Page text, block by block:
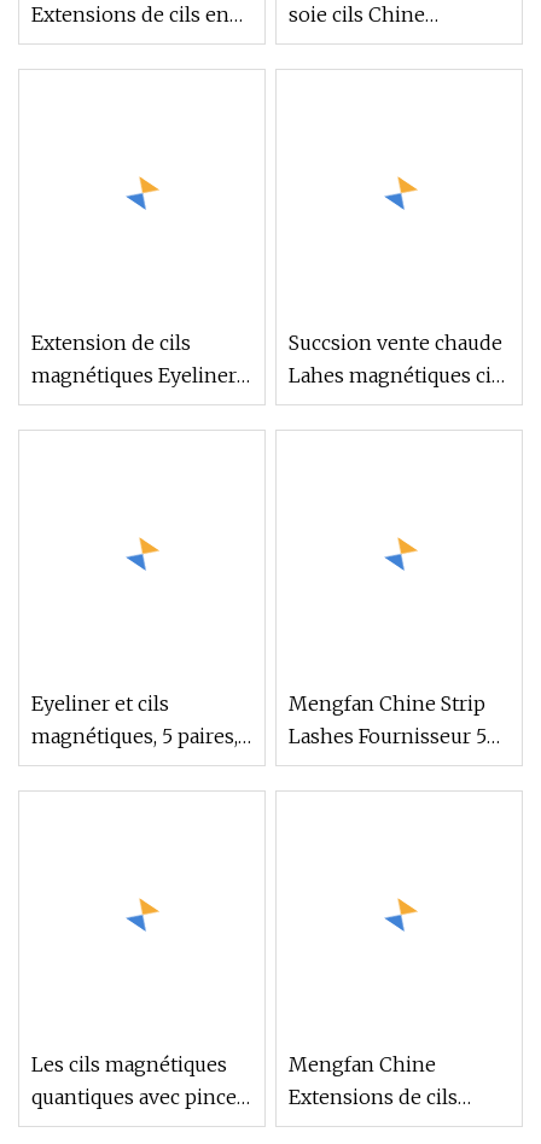
Extensions de cils en
gel Fournisseurs Cils
magnétiques
synthétiques Cils de
soie cils Chine
fabricants de cils
Extension de cils
magnétiques Eyeliner
magnétique cils
Succsion vente chaude
Lahes magnétiques cils
à bande complète
Eyeliner et cils
magnétiques, 5 paires,
avec cils réutilisables,
Mengfan Chine Strip
Lashes Fournisseur 5
paires 7 paires Pack 3D
magnétique Aimant
Faux Cils Fée Cluster
Les cils magnétiques
quantiques avec pince à
épiler sont les plus
Mengfan Chine
Extensions de cils
bruns échantillon